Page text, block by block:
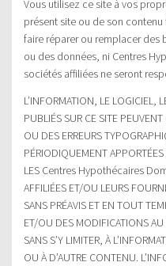
Vous utilisez ce site à vos
présent site ou de son
faire réparer ou remplacer des
ou des données, ni Centres
sociétés affiliées ne seront
L’INFORMATION, LE LOGICIEL,
PUBLIÉS SUR CE SITE
OU DES ERREURS
PÉRIODIQUEMENT APPORTÉES
LES Centres Hypothécaires
AFFILIÉES ET/OU LEURS
SANS PRÉAVIS ET EN TOUT
ET/OU DES MODIFICATIONS
SANS S’Y LIMITER, À
OU À D’AUTRE CONTENU.